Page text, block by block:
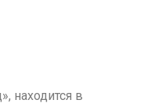
находится в